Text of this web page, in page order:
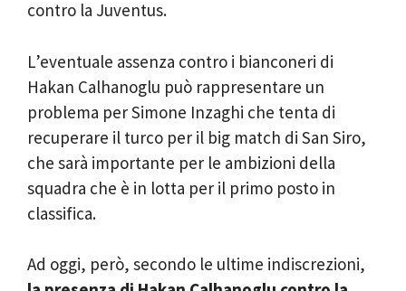
contro la Juventus.
L’eventuale assenza contro i bianconeri di
Hakan Calhanoglu può rappresentare un
problema per Simone Inzaghi che tenta di
recuperare il turco per il big match di San Siro,
che sarà importante per le ambizioni della
squadra che è in lotta per il primo posto in
classifica.
Ad oggi, però, secondo le ultime indiscrezioni,